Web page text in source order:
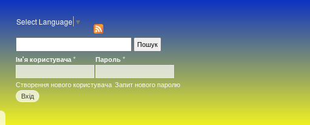
Select Language ▼
Вхід
Ім'я користувача* Пароль*
Створення нового користувача Запит нового паролю